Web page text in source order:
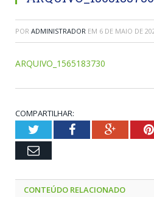
POR ADMINISTRADOR EM 6 DE MAIO DE
ARQUIVO_1565183730
COMPARTILHAR:
TwitterFacebookGoogle+
Email
CONTEÚDO RELACIONADO